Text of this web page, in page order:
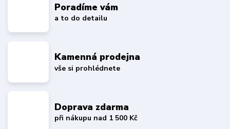
Poradíme vám
a to do detailu
Kamenná prodejna
vše si prohlédnete
Doprava zdarma
při nákupu nad 1 500 Kč